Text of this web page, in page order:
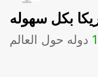
بكل سهوله
دوله حول العالم